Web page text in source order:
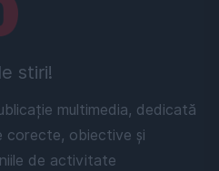
stiri!
multimedia, dedicată
corecte, obiective și
de activitate